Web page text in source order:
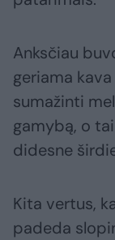
Anksčiau
geriama
sumažinti
gamybą, o
didesne
Kita vertus,
padeda